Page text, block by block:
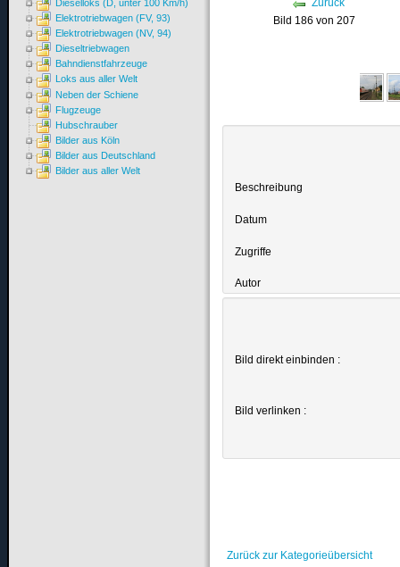
Zurück
Bild 186 von 207
Beschreibung
Datum
Zugriffe
Autor
Bild direkt einbinden :
Bild verlinken :
Zurück zur Kategorieübersicht
Dieselloks (D, unter 100 Km/h)
Elektrotriebwagen (FV, 93)
Elektrotriebwagen (NV, 94)
Dieseltriebwagen
Bahndienstfahrzeuge
Loks aus aller Welt
Neben der Schiene
Flugzeuge
Hubschrauber
Bilder aus Köln
Bilder aus Deutschland
Bilder aus aller Welt